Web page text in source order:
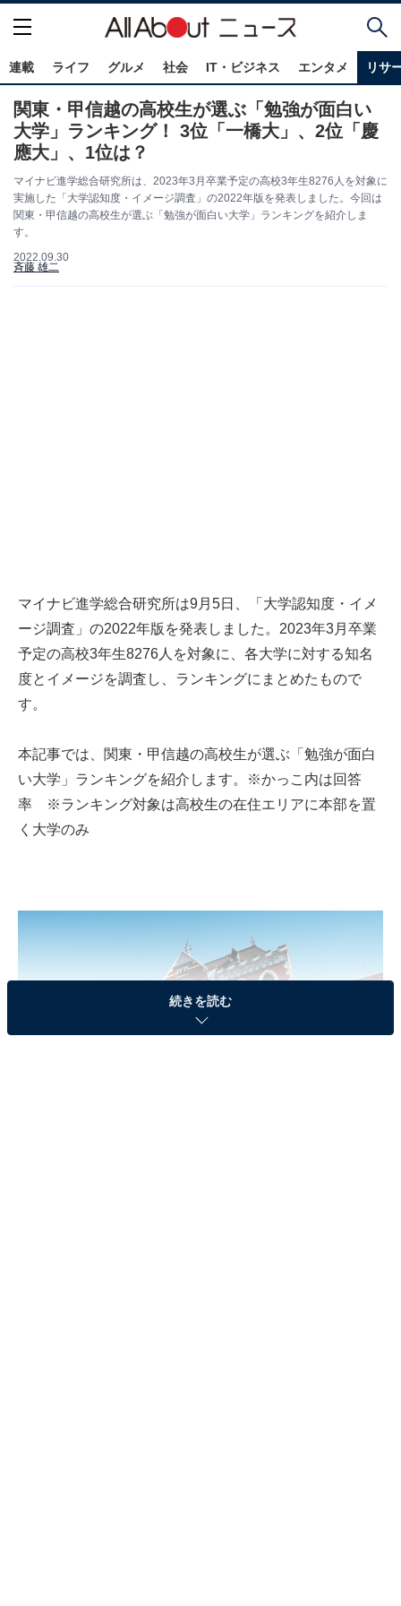
連載 ライフ グルメ 社会 IT・ビジネス エンタメ リサ
関東・甲信越の高校生が選ぶ「勉強が面白い
大学」ランキング！ 3位「一橋大」、2位「慶
應大」、1位は？
マイナビ進学総合研究所は、2023年3月卒業予定の高校3年生8276人を対象に
実施した「大学認知度・イメージ調査」の2022年版を発表しました。今回は
関東・甲信越の高校生が選ぶ「勉強が面白い大学」ランキングを紹介しま
す。
2022.09.30
斉藤 雄二
マイナビ進学総合研究所は9月5日、「大学認知度・イメ
ージ調査」の2022年版を発表しました。2023年3月卒業
予定の高校3年生8276人を対象に、各大学に対する知名
度とイメージを調査し、ランキングにまとめたもので
す。
本記事では、関東・甲信越の高校生が選ぶ「勉強が面白
い大学」ランキングを紹介します。※かっこ内は回答
率 ※ランキング対象は高校生の在住エリアに本部を置
く大学のみ
続きを読む